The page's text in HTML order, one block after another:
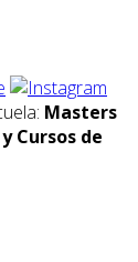
Masters
Cursos de